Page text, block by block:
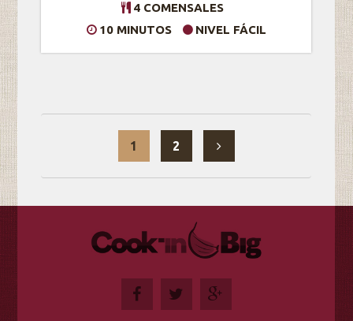
4 COMENSALES
10 MINUTOS
NIVEL FÁCIL
1 2